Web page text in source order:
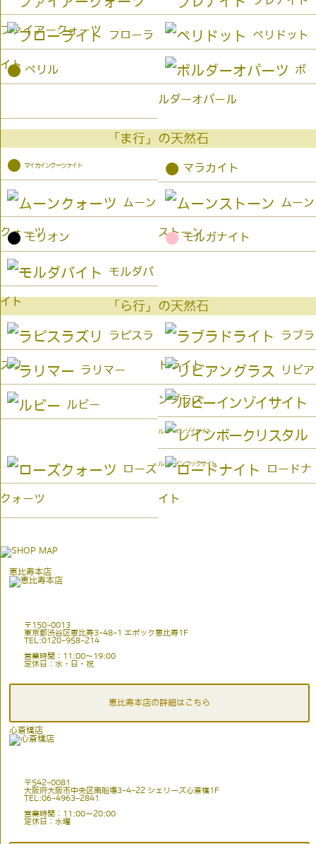
ファイアークォーツ フローラ
イト
ペリドット
● ベリル ボ
ルダーオパール
「ま行」の天然石
● マイカインクーツァイト ● マラカイト
ムーン
クォーツ
ムーン
ストーン
● モリオン ● モルガナイト
モルダバ
イト 「ら行」の天然石
ラピスラ
ズリ
ラブラ
ドライト
ラリマー リビア
ングラス
ルビー
ルビーインゾイサイト
ルビーインフックサイト
ローズ
クォーツ
ロードナ
イト
恵比寿本店
〒150-0013
東京都渋谷区恵比寿3-48-1 エポック恵比寿1F
TEL:0120-958-214
営業時間：11:00〜19:00
定休日：水・日・祝
恵比寿本店の詳細はこちら
心斎橋店
〒542-0081
大阪府大阪市中央区南船場3-4-22 シェリーズ心斎橋1F
TEL:06-4963-2841
営業時間：11:00〜20:00
定休日：水曜